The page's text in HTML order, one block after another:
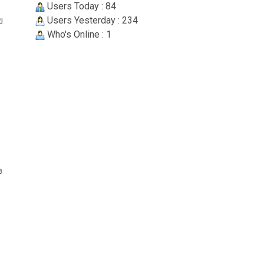
Users Today : 84
Users Yesterday : 234
Who's Online : 1